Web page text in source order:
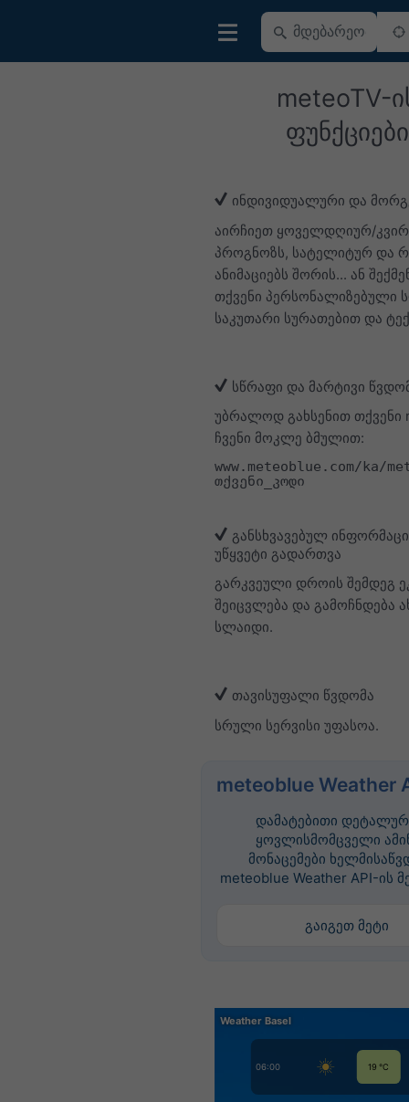
meteoTV-
ფუნქციები
ინდივიდუალური და
აირჩიეთ ყოველდღიურ/
პროგნოზს, სატელიტურ და
ანიმაციებს შორის... ან
თქვენი პერსონალიზებული
საკუთარი სურათებით და
სწრაფი და მარტივი
უბრალოდ გახსენით თქვენი
ჩვენი მოკლე ბმულით:
www.meteoblue.com/ka/
თქვენი_კოდი
განსხვავებულ
უწყვეტი გადართვა
გარკვეული დროის შემდეგ
შეიცვლება და გამოჩნდება
სლაიდი.
თავისუფალი წვდომა
სრული სერვისი უფასოა.
meteoblue Weather
დამატებითი
ყოვლისმომცველი
მონაცემები
meteoblue Weather API-ის
გაიგეთ მეტი